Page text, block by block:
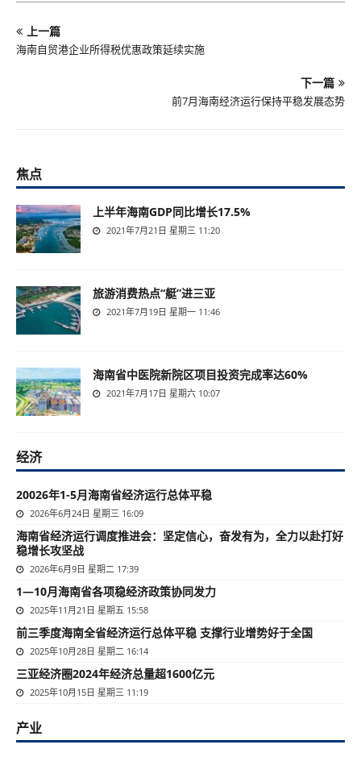
上一篇
海南自贸港企业所得税优惠政策延续实施
下一篇
前7月海南经济运行保持平稳发展态势
焦点
上半年海南GDP同比增长17.5%
2021年7月21日 星期三 11:20
旅游消费热点“艇”进三亚
2021年7月19日 星期一 11:46
海南省中医院新院区项目投资完成率达60%
2021年7月17日 星期六 10:07
经济
20026年1-5月海南省经济运行总体平稳
2026年6月24日 星期三 16:09
海南省经济运行调度推进会：坚定信心，奋发有为，全力以赴打好
稳增长攻坚战
2026年6月9日 星期二 17:39
1—10月海南省各项稳经济政策协同发力
2025年11月21日 星期五 15:58
前三季度海南全省经济运行总体平稳 支撑行业增势好于全国
2025年10月28日 星期二 16:14
三亚经济圈2024年经济总量超1600亿元
2025年10月15日 星期三 11:19
产业